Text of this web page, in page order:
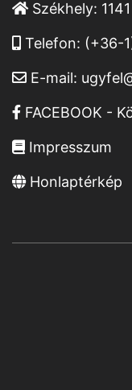
Székhely:
Telefon: (+36-
E-mail:
FACEBOOK -
Impresszum
Honlaptérkép